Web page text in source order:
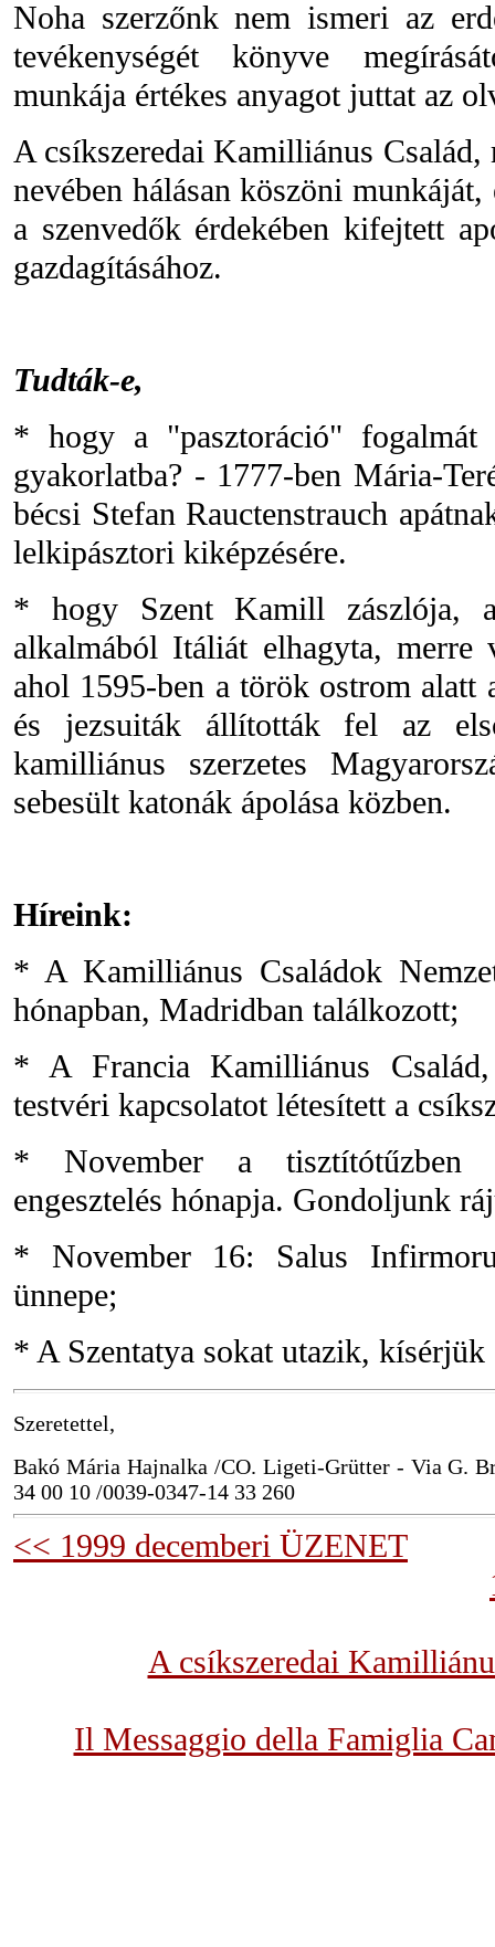
Noha szerzőnk nem ismeri az
tevékenységét könyve
munkája értékes anyagot juttat az
A csíkszeredai Kamilliánus
nevében hálásan köszöni
a szenvedők érdekében kifejtett
gazdagításához.
Tudták-e,
* hogy a "pasztoráció"
gyakorlatba? - 1777-ben Mária-
bécsi Stefan Rauctenstrauch
lelkipásztori kiképzésére.
* hogy Szent Kamill zászlója,
alkalmából Itáliát elhagyta, merre
ahol 1595-ben a török ostrom alatt
és jezsuiták állították fel az
kamilliánus szerzetes
sebesült katonák ápolása közben.
Híreink:
* A Kamilliánus Családok
hónapban, Madridban találkozott;
* A Francia Kamilliánus
testvéri kapcsolatot létesített a
* November a tisztítótűzben
engesztelés hónapja. Gondoljunk
* November 16: Salus
ünnepe;
* A Szentatya sokat utazik,
Szeretettel,
Bakó Mária Hajnalka /CO. Ligeti-Grütter - Via G.
34 00 10 /0039-0347-14 33 260
<< 1999 decemberi ÜZENET
A csíkszeredai
Il Messaggio della Famiglia